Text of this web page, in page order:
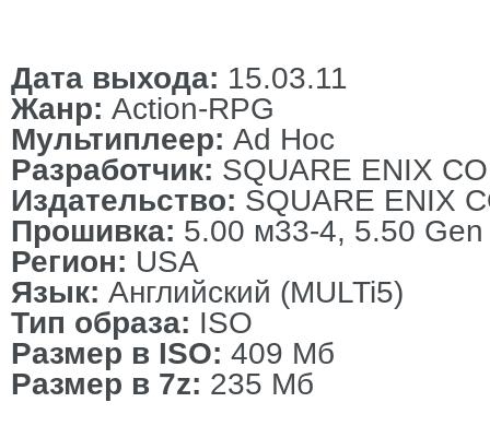
Дата выхода: 15.03.11
Жанр: Action-RPG
Мультиплеер: Ad Hoc
Разработчик: SQUARE ENIX
Издательство: SQUARE ENIX
Прошивка: 5.00 м33-4, 5.50 Gen
Регион: USA
Язык: Английский (MULTi5)
Тип образа: ISO
Размер в ISO: 409 Мб
Размер в 7z: 235 Мб